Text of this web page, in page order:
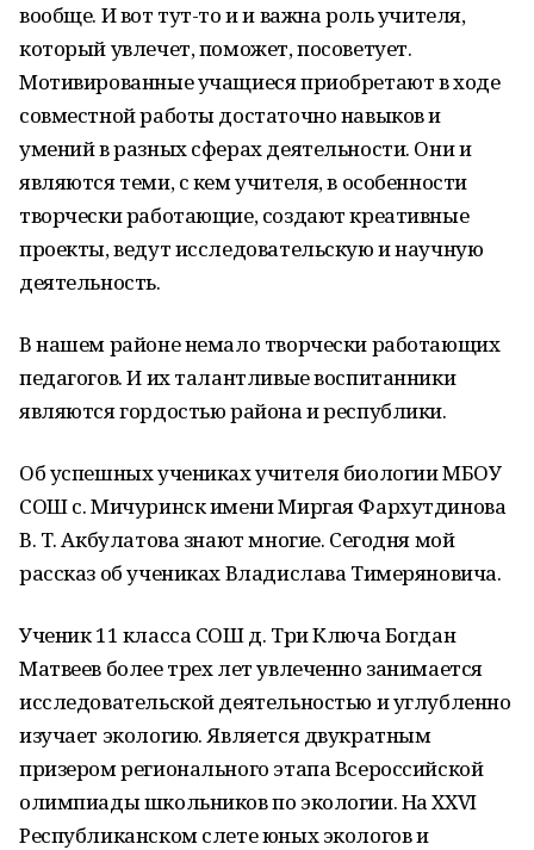
вообще. И вот тут-то и и важна роль учителя,
который увлечет, поможет, посоветует.
Мотивированные учащиеся приобретают в ходе
совместной работы достаточно навыков и
умений в разных сферах деятельности. Они и
являются теми, с кем учителя, в особенности
творчески работающие, создают креативные
проекты, ведут исследовательскую и научную
деятельность.
В нашем районе немало творчески работающих
педагогов. И их талантливые воспитанники
являются гордостью района и республики.
Об успешных учениках учителя биологии МБОУ
СОШ с. Мичуринск имени Миргая Фархутдинова
В. Т. Акбулатова знают многие. Сегодня мой
рассказ об учениках Владислава Тимеряновича.
Ученик 11 класса СОШ д. Три Ключа Богдан
Матвеев более трех лет увлеченно занимается
исследовательской деятельностью и углубленно
изучает экологию. Является двукратным
призером регионального этапа Всероссийской
олимпиады школьников по экологии. На XXVІ
Республиканском слете юных экологов и